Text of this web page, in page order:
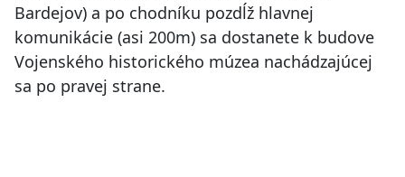
Bardejov) a po chodníku pozdĺž hlavnej
komunikácie (asi 200m) sa dostanete k budove
Vojenského historického múzea nachádzajúcej
sa po pravej strane.